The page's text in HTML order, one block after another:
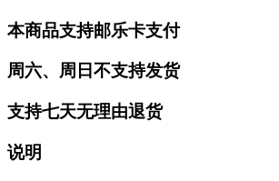
本商品支持邮乐卡支付
周六、周日不支持发货
支持七天无理由退货
说明